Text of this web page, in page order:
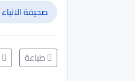
صحيفة الانباء
طباعة